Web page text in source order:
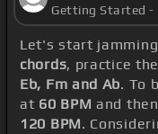
Getting Started -
Let's start
chords, practice the
Eb, Fm and Ab. To
at 60 BPM and
120 BPM.